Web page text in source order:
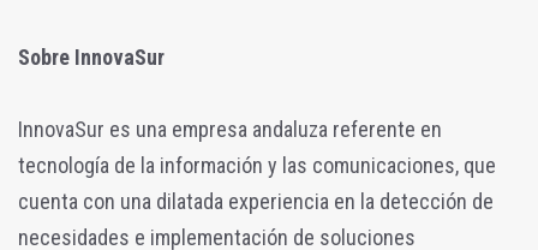
Sobre InnovaSur
InnovaSur es una empresa andaluza referente en
tecnología de la información y las comunicaciones, que
cuenta con una dilatada experiencia en la detección de
necesidades e implementación de soluciones